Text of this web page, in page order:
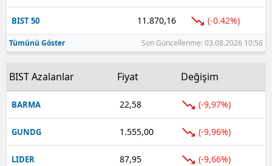
Osmaniye
Düzce
BIST 50 11.870,16 (-0.42%)
Tümünü Göster Son Güncellenme: 03.08.2026 10:56
BIST Azalanlar Fiyat Değişim
BARMA 22,58 (-9,97%)
GUNDG 1.555,00 (-9,96%)
LIDER 87,95 (-9,66%)